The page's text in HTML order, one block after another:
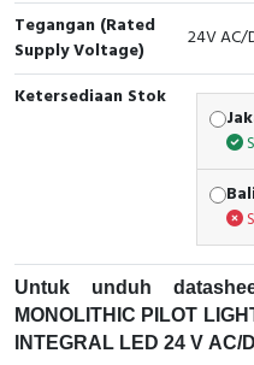
Pressure Switch
Ultrasonic & Rotary
Photoelectric
Cam Switch
Tegangan (Rated
Supply Voltage)
24V AC/
Ketersediaan Stok
Untuk unduh
MONOLITHIC PILOT
INTEGRAL LED 24 V